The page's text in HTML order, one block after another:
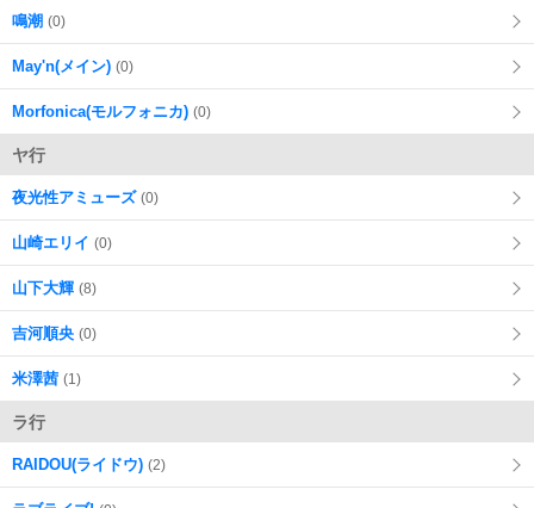
鳴潮 (0)
May'n(メイン) (0)
Morfonica(モルフォニカ) (0)
ヤ行
夜光性アミューズ (0)
山崎エリイ (0)
山下大輝 (8)
吉河順央 (0)
米澤茜 (1)
ラ行
RAIDOU(ライドウ) (2)